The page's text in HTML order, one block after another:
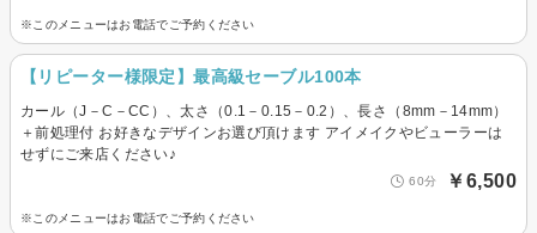
※このメニューはお電話でご予約ください
【リピーター様限定】最高級セーブル100本
カール（J－C－CC）、太さ（0.1－0.15－0.2）、長さ（8mm－14mm）
＋前処理付 お好きなデザインお選び頂けます アイメイクやビューラーは
せずにご来店ください♪
60分 ￥6,500
※このメニューはお電話でご予約ください